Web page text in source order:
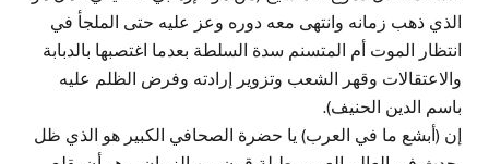
الذي ذهب زمانه وانتهى معه دوره وعز عليه حتى الملجأ في
انتظار الموت أم المتسنم سدة السلطة بعدما اغتصبها بالدبابة
والاعتقالات وقهر الشعب وتزوير إرادته وفرض الظلم عليه
باسم الدين الحنيف).
إن (أبشع ما في العرب) يا حضرة الصحافي الكبير هو الذي ظل